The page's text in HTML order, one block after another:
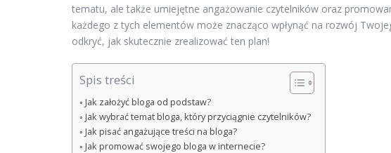
tematu, ale także umiejętne angażowanie czytelników oraz
każdego z tych elementów może znacząco wpłynąć na rozwój
odkryć, jak skutecznie zrealizować ten plan!
Spis treści
Jak założyć bloga od podstaw?
Jak wybrać temat bloga, który przyciągnie czytelników?
Jak pisać angażujące treści na bloga?
Jak promować swojego bloga w internecie?